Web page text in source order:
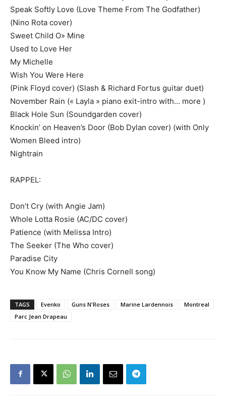
Speak Softly Love (Love Theme From The Godfather)
(Nino Rota cover)
Sweet Child O» Mine
Used to Love Her
My Michelle
Wish You Were Here
(Pink Floyd cover) (Slash & Richard Fortus guitar duet)
November Rain (« Layla » piano exit-intro with… more )
Black Hole Sun (Soundgarden cover)
Knockin’ on Heaven’s Door (Bob Dylan cover) (with Only
Women Bleed intro)
Nightrain
RAPPEL:
Don’t Cry (with Angie Jam)
Whole Lotta Rosie (AC/DC cover)
Patience (with Melissa Intro)
The Seeker (The Who cover)
Paradise City
You Know My Name (Chris Cornell song)
TAGS Evenko Guns N'Roses Marine Lardennois
Montreal
Parc Jean Drapeau